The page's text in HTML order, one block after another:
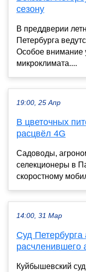
сезону
В преддверии
Петербурга
Особое внимание
микроклимата....
19:00, 25 Апр
В цветочных
расцвёл 4G
Садоводы,
селекционеры в
скоростному
14:00, 31 Мар
Cуд
расчленившего
Куйбышевский